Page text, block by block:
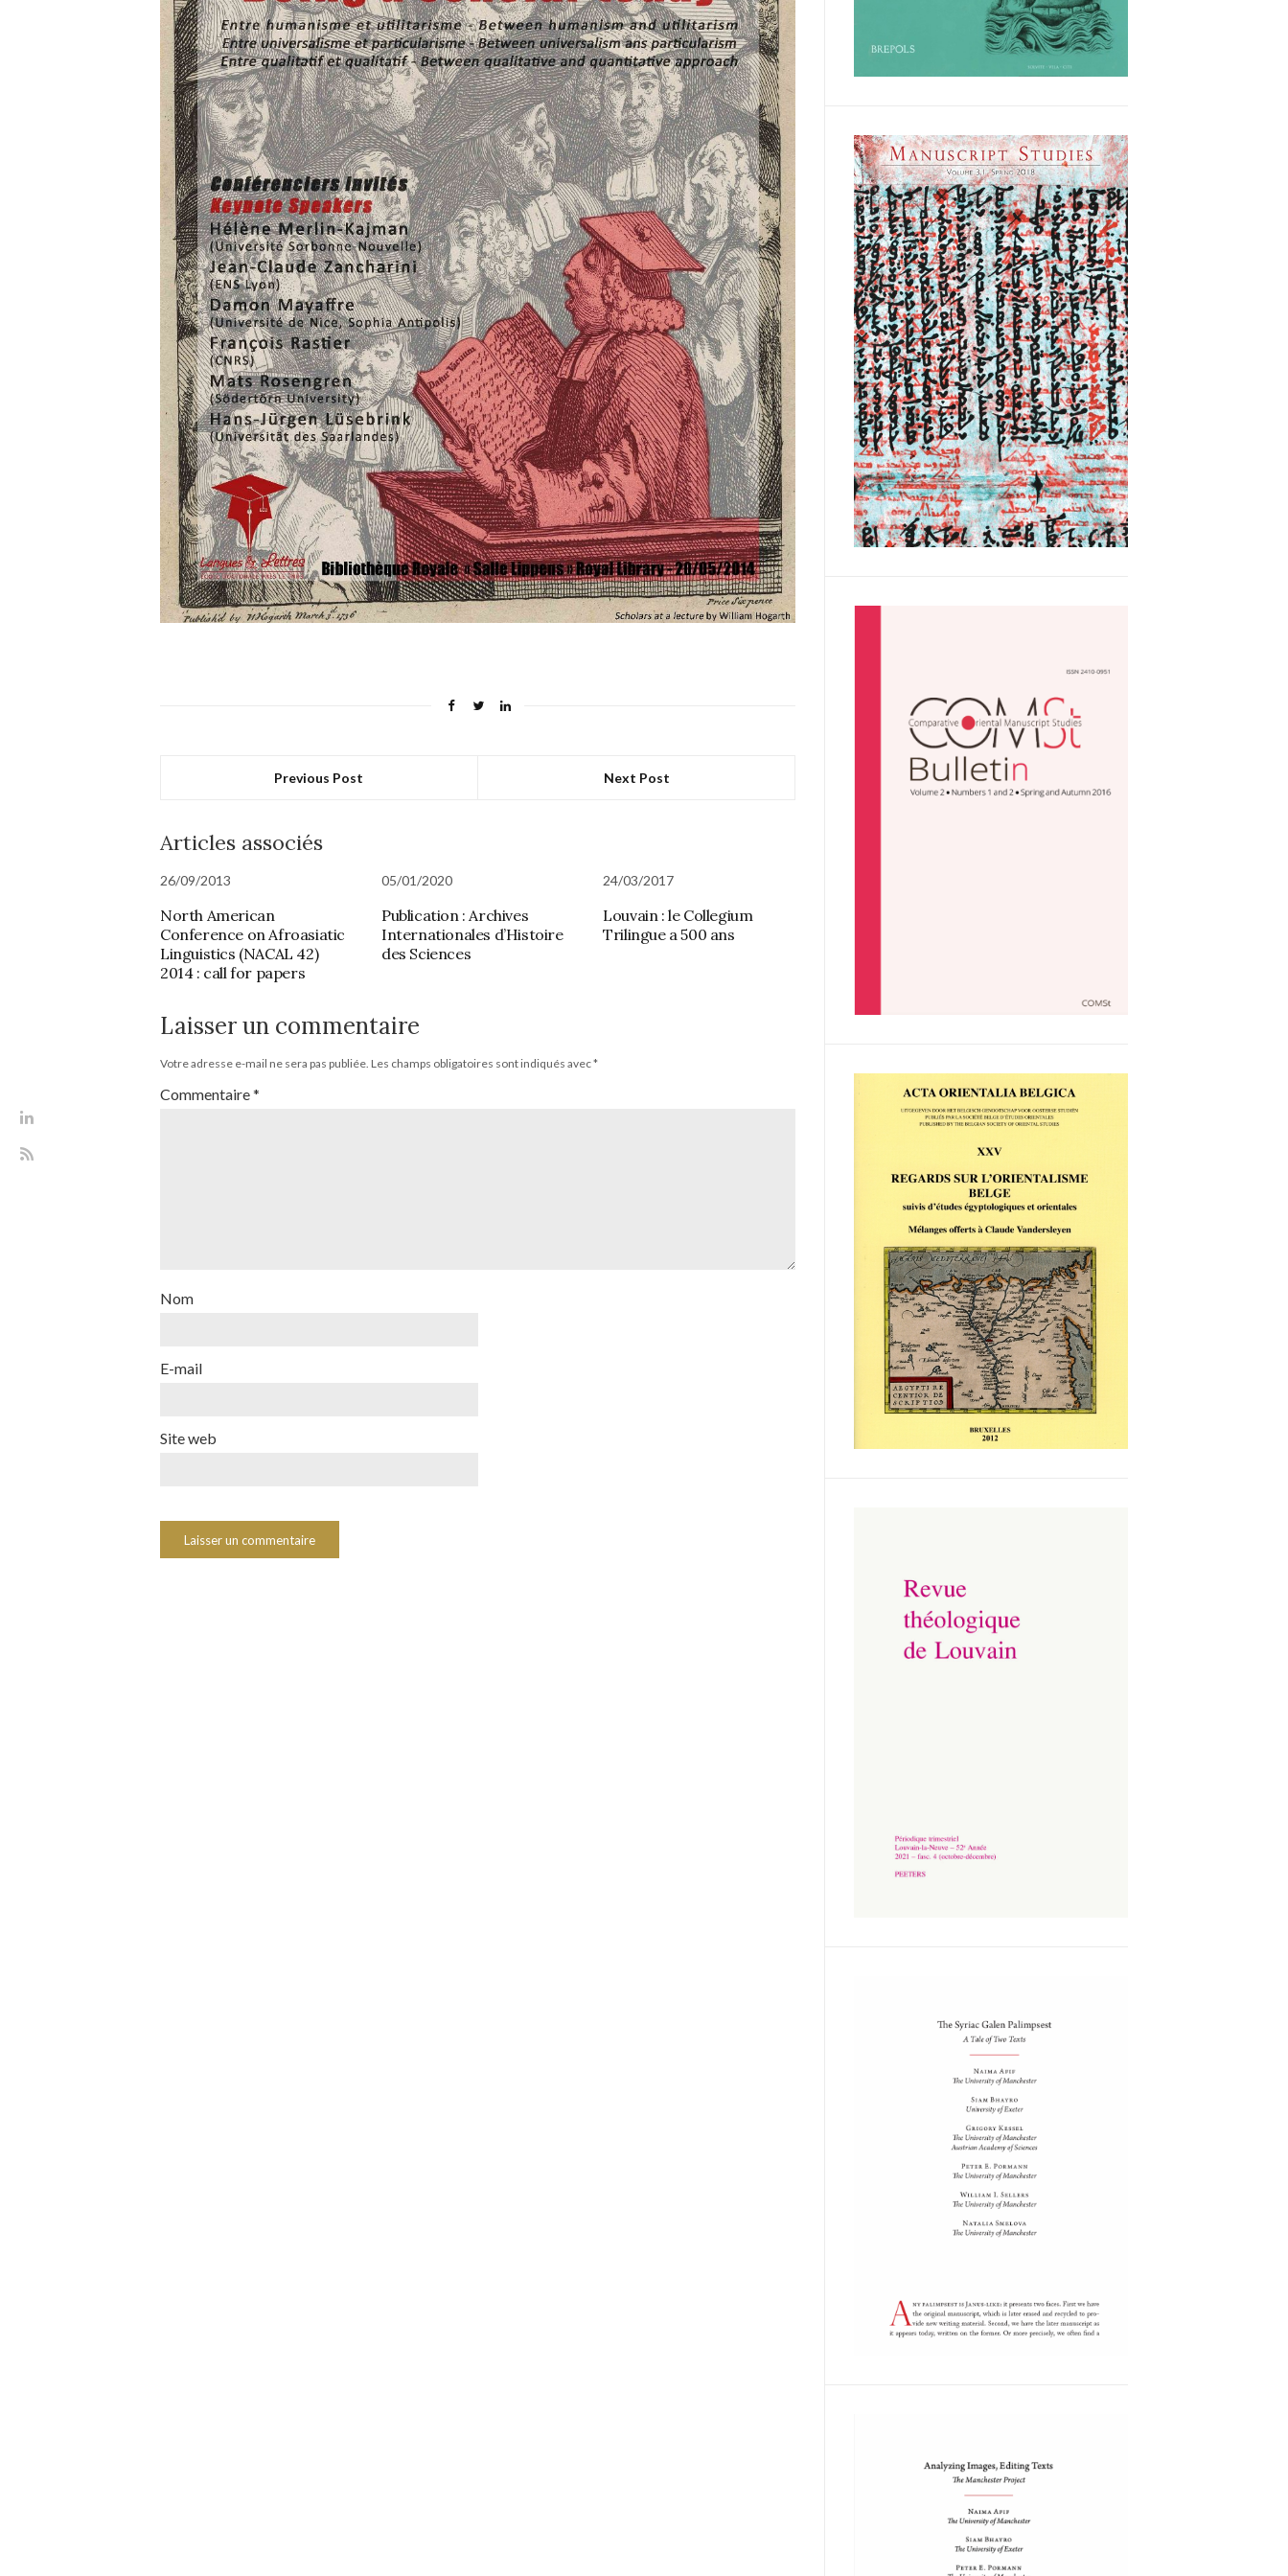
Previous Post Next Post
Articles associés
26/09/2013
North American
Conference on Afroasiatic
Linguistics (NACAL 42)
2014 : call for papers
05/01/2020
Publication : Archives
Internationales d’Histoire
des Sciences
24/03/2017
Louvain : le Collegium
Trilingue a 500 ans
Laisser un commentaire
Votre adresse e-mail ne sera pas publiée. Les champs obligatoires sont indiqués avec*
Commentaire*
Nom
E-mail
Site web